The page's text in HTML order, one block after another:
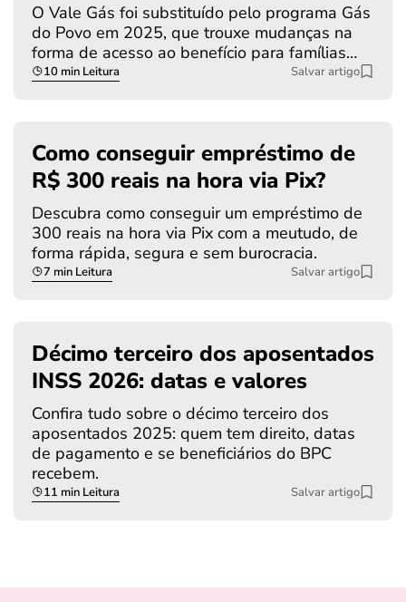
O Vale Gás foi substituído pelo programa Gás
do Povo em 2025, que trouxe mudanças na
forma de acesso ao benefício para famílias…
10 min Leitura Salvar artigo
Como conseguir empréstimo de
R$ 300 reais na hora via Pix?
Descubra como conseguir um empréstimo de
300 reais na hora via Pix com a meutudo, de
forma rápida, segura e sem burocracia.
7 min Leitura Salvar artigo
Décimo terceiro dos aposentados
INSS 2026: datas e valores
Confira tudo sobre o décimo terceiro dos
aposentados 2025: quem tem direito, datas
de pagamento e se beneficiários do BPC
recebem.
11 min Leitura Salvar artigo